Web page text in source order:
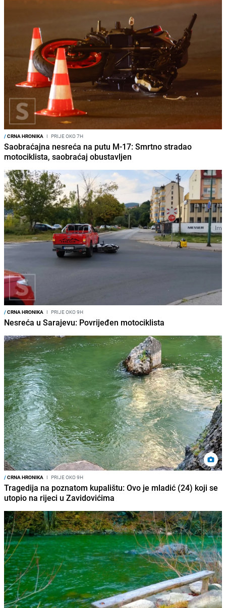
/CRNA HRONIKA I PRIJE OKO 7H
Saobraćajna nesreća na putu M-17: Smrtno stradao
motociklista, saobraćaj obustavljen
/CRNA HRONIKA I PRIJE OKO 9H
Nesreća u Sarajevu: Povrijeđen motociklista
/CRNA HRONIKA I PRIJE OKO 9H
Tragedija na poznatom kupalištu: Ovo je mladić (24) koji se
utopio na rijeci u Zavidovićima